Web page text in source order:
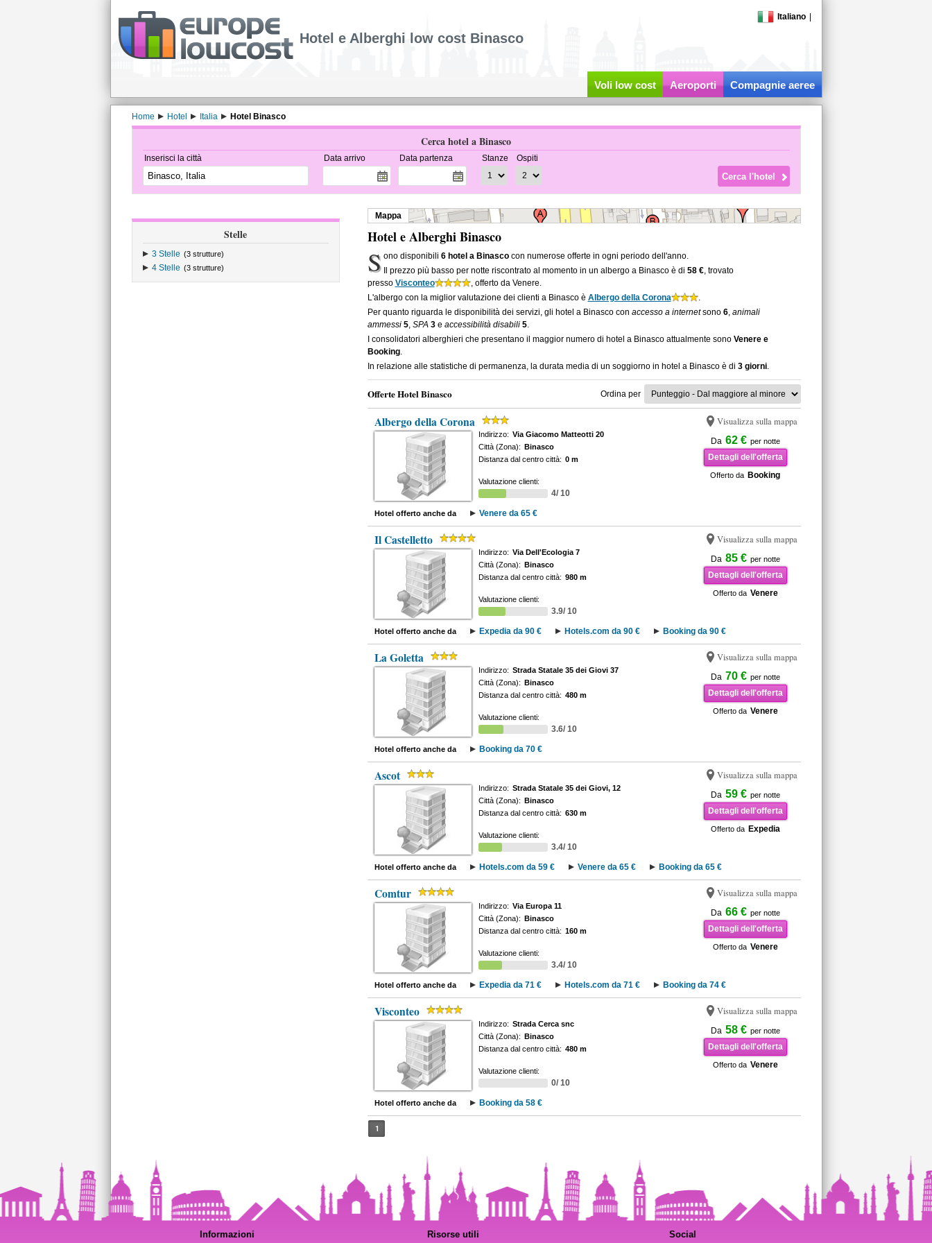
Italiano
Hotel e Alberghi low cost Binasco
Voli low cost Aeroporti Compagnie aeree
Home Hotel Italia Hotel Binasco
Cerca hotel a Binasco
Inserisci la città Data arrivo Data partenza Stanze Ospiti
Stelle
3 Stelle (3 strutture)
4 Stelle (3 strutture)
Mappa
Hotel e Alberghi Binasco
S ono disponibili6 hotel a Binasco con numerose offerte in ogni periodo dell'anno.
Il prezzo più basso per notte riscontrato al momento in un albergo a Binasco è di58 €, trovato
presso Visconteo
, offerto da Venere.
L'albergo con la miglior valutazione dei clienti a Binasco è Albergo della Corona
.
Per quanto riguarda le disponibilità dei servizi, gli hotel a Binasco con accesso a internetsono 6, animali
ammessi 5, SPA 3e accessibilità disabili 5.
I consolidatori alberghieri che presentano il maggior numero di hotel a Binasco attualmente sono Venere e
Booking.
In relazione alle statistiche di permanenza, la durata media di un soggiorno in hotel a Binasco è di 3 giorni.
Offerte Hotel Binasco Ordina per
Albergo della Corona Visualizza sulla mappa
Da 62 € per notte
Dettagli dell'offerta
Offerto da Booking
Indirizzo: Via Giacomo Matteotti 20
Città (Zona): Binasco
Distanza dal centro città: 0 m
Valutazione clienti:
4/ 10
Hotel offerto anche da Venere da 65 €
Il Castelletto Visualizza sulla mappa
Da 85 € per notte
Dettagli dell'offerta
Offerto da Venere
Indirizzo: Via Dell'Ecologia 7
Città (Zona): Binasco
Distanza dal centro città: 980 m
Valutazione clienti:
3.9/ 10
Hotel offerto anche da Expedia da 90 € Hotels.com da 90 € Booking da 90 €
La Goletta Visualizza sulla mappa
Da 70 € per notte
Dettagli dell'offerta
Offerto da Venere
Indirizzo: Strada Statale 35 dei Giovi 37
Città (Zona): Binasco
Distanza dal centro città: 480 m
Valutazione clienti:
3.6/ 10
Hotel offerto anche da Booking da 70 €
Ascot Visualizza sulla mappa
Da 59 € per notte
Dettagli dell'offerta
Offerto da Expedia
Indirizzo: Strada Statale 35 dei Giovi, 12
Città (Zona): Binasco
Distanza dal centro città: 630 m
Valutazione clienti:
3.4/ 10
Hotel offerto anche da Hotels.com da 59 € Venere da 65 € Booking da 65 €
Comtur Visualizza sulla mappa
Da 66 € per notte
Dettagli dell'offerta
Offerto da Venere
Indirizzo: Via Europa 11
Città (Zona): Binasco
Distanza dal centro città: 160 m
Valutazione clienti:
3.4/ 10
Hotel offerto anche da Expedia da 71 € Hotels.com da 71 € Booking da 74 €
Visconteo Visualizza sulla mappa
Da 58 € per notte
Dettagli dell'offerta
Offerto da Venere
Indirizzo: Strada Cerca snc
Città (Zona): Binasco
Distanza dal centro città: 480 m
Valutazione clienti:
0/ 10
Hotel offerto anche da Booking da 58 €
1
Informazioni Risorse utili Social